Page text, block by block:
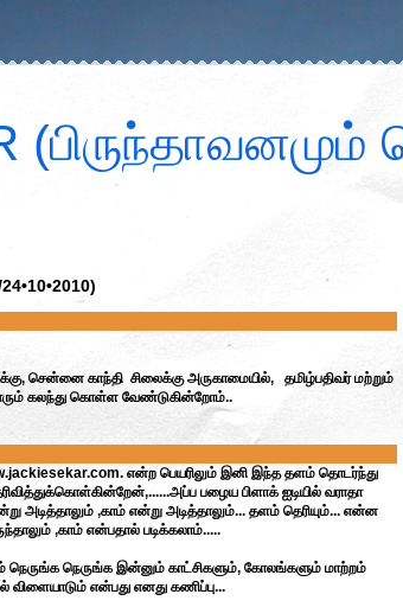
(பிருந்தாவனமும்
சென்னை காந்தி சிலைக்கு அருகாமையில், தமிழ்பதிவர் மற்றும்
கலந்து கொள்ள வேண்டுகின்றோம்..
என்ற பெயரிலும் இனி இந்த தளம் தொடர்ந்து
பழைய பிளாக் ஐடியில் வராதா
அடித்தாலும் ,காம் என்று அடித்தாலும்... தளம் தெரியும்... என்ன
,காம் என்பதால் படிக்கலாம்.....
நெருங்க நெருங்க இன்னும் காட்சிகளும், கோலங்களும் மாற்றம்
என்பது எனது கணிப்பு...